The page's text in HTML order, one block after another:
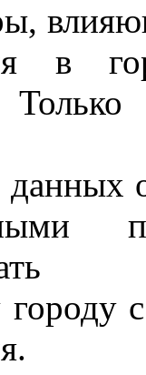
в
данных
городу